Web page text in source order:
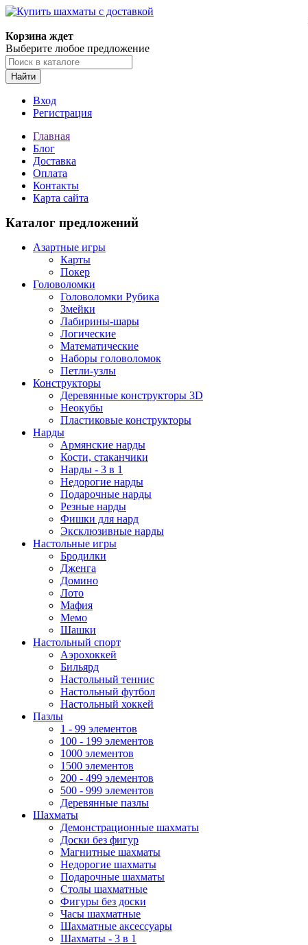
Корзина ждет
Выберите любое предложение
Найти
Вход
Регистрация
Главная
Блог
Доставка
Оплата
Контакты
Карта сайта
Каталог предложений
Азартные игры
Карты
Покер
Головоломки
Головоломки Рубика
Змейки
Лабирины-шары
Логические
Математические
Наборы головоломок
Петли-узлы
Конструкторы
Деревянные конструкторы 3D
Неокубы
Пластиковые конструкторы
Нарды
Армянские нарды
Кости, стаканчики
Нарды - 3 в 1
Недорогие нарды
Подарочные нарды
Резные нарды
Фишки для нард
Эксклюзивные нарды
Настольные игры
Бродилки
Дженга
Домино
Лото
Мафия
Мемо
Шашки
Настольный спорт
Аэрохоккей
Бильярд
Настольный теннис
Настольный футбол
Настольный хоккей
Пазлы
1 - 99 элементов
100 - 199 элементов
1000 элементов
1500 элементов
200 - 499 элементов
500 - 999 элементов
Деревянные пазлы
Шахматы
Демонстрационные шахматы
Доски без фигур
Магнитные шахматы
Недорогие шахматы
Подарочные шахматы
Столы шахматные
Фигуры без доски
Часы шахматные
Шахматные аксессуары
Шахматы - 3 в 1